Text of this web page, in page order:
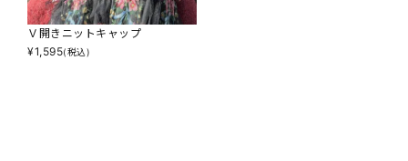
Ｖ開きニットキャップ
¥1,595(税込)